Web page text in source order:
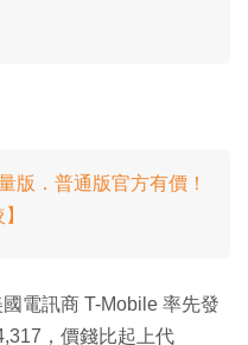
版．普通版官方有價！
電訊商 T-Mobile 率先發
，價錢比起上代